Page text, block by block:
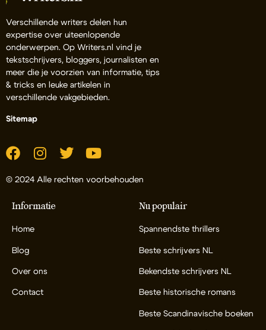
Verschillende writers delen hun
expertise over uiteenlopende
onderwerpen. Op Writers.nl vind je
tekstschrijvers, bloggers, journalisten en
meer die je voorzien van informatie, tips
& tricks en leuke artikelen in
verschillende vakgebieden.
Sitemap
© 2024 Alle rechten voorbehouden
Informatie
Home
Blog
Over ons
Contact
Nu populair
Spannendste thrillers
Beste schrijvers NL
Bekendste schrijvers NL
Beste historische romans
Beste Scandinavische boeken